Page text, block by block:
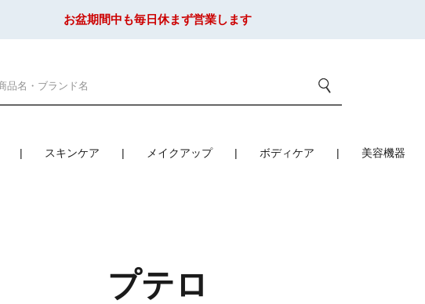
お盆期間中も毎日休まず営業します
スキンケア メイクアップ ボディケア 美容機器
プテロ